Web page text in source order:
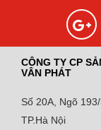
CÔNG TY CP
VÂN PHÁT
Số 20A, Ngõ
TP.Hà Nội